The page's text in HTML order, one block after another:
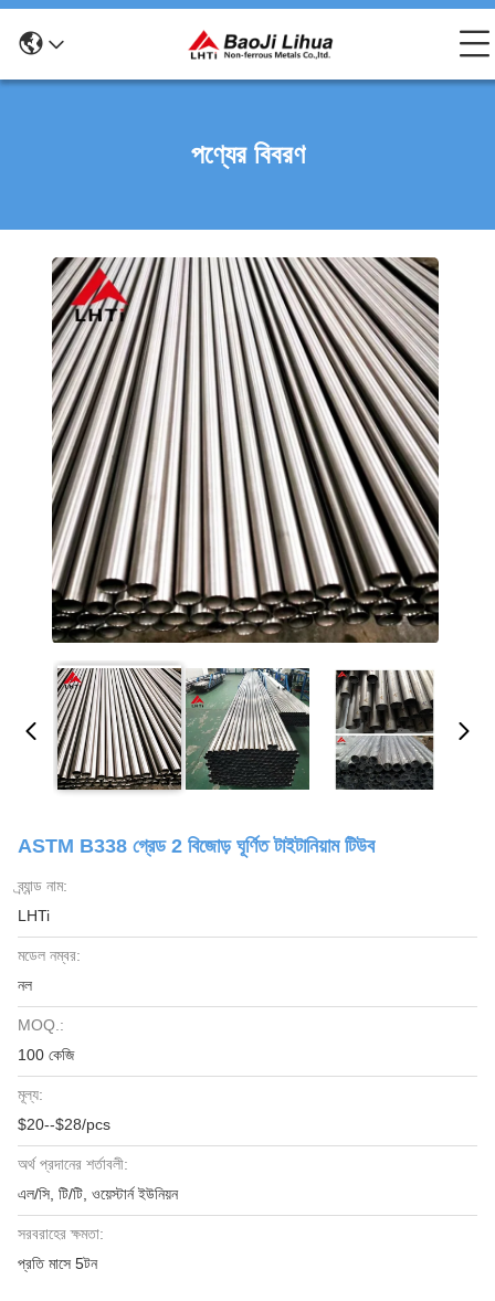
পণ্যের বিবরণ
ASTM B338 গ্রেড 2 বিজোড় ঘূর্ণিত টাইটানিয়াম টিউব
ব্র্যান্ড নাম:
LHTi
মডেল নম্বর:
নল
MOQ.:
100 কেজি
মূল্য:
$20--$28/pcs
অর্থ প্রদানের শর্তাবলী:
এল/সি, টি/টি, ওয়েস্টার্ন ইউনিয়ন
সরবরাহের ক্ষমতা:
প্রতি মাসে 5টন